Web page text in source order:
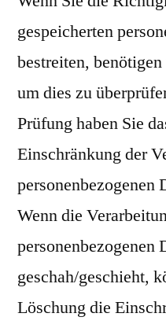
gespeicherten
bestreiten,
um dies zu
Prüfung haben Sie
Einschränkung der
personenbezogenen
Wenn die
personenbezogenen
geschah/geschieht,
Löschung die